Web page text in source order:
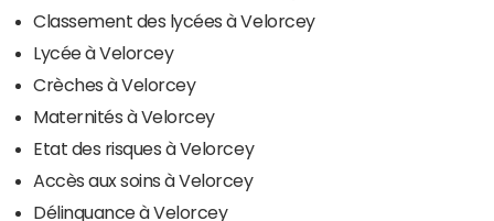
Classement des lycées à Velorcey
Lycée à Velorcey
Crèches à Velorcey
Maternités à Velorcey
Etat des risques à Velorcey
Accès aux soins à Velorcey
Délinquance à Velorcey